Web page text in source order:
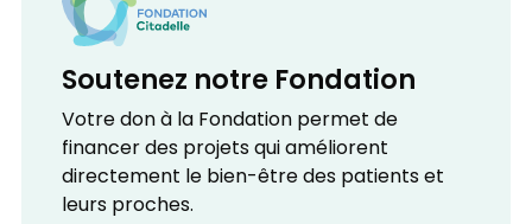
Soutenez notre Fondation
Votre don à la Fondation permet de
financer des projets qui améliorent
directement le bien-être des patients et
leurs proches.